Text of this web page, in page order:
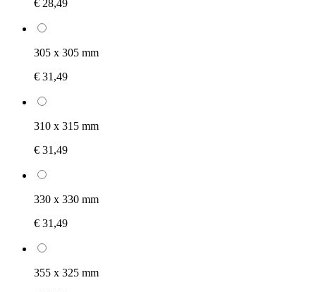
€ 28,49
305 x 305 mm
€ 31,49
310 x 315 mm
€ 31,49
330 x 330 mm
€ 31,49
355 x 325 mm